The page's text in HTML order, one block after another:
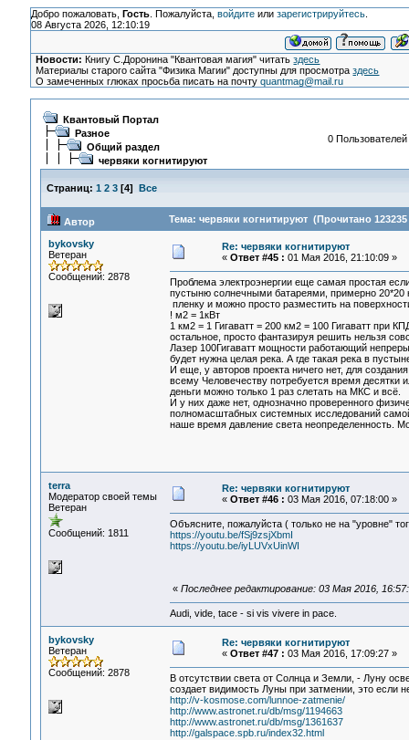
Добро пожаловать, Гость. Пожалуйста, войдитеили зарегистрируйтесь.
08 Августа 2026, 12:10:19
Новости: Книгу С.Доронина "Квантовая магия" читатьздесь
Материалы старого сайта "Физика Магии" доступны для просмотраздесь
О замеченных глюках просьба писать на почтуquantmag@mail.ru
Квантовый Портал
Разное
Общий раздел
червяки когнитируют
0
Страниц: 1 2 3[4] Все
Автор Тема: червяки когнитируют (Прочитано 123235
bykovsky
Ветеран
Сообщений: 2878
Re: червяки когнитируют
« Ответ #45 : 01 Мая 2016, 21:10:09 »
Проблема электроэнергии еще самая простая
пустыню солнечными батареями, примерно 20*20
пленку и можно просто разместить на
! м2 = 1кВт
1 км2 = 1 Гигаватт = 200 км2 = 100 Гигаватт при
остальное, просто фантазируя решить нельзя
Лазер 100Гигаватт мощности работающий
будет нужна целая река. А где такая река в
И еще, у авторов проекта ничего нет, для
всему Человечеству потребуется время десятки
деньги можно только 1 раз слетать на МКС и всё.
И у них даже нет, однозначно проверенного
полномасштабных системных исследований
наше время давление света неопределенность.
terra
Модератор своей темы
Ветеран
Сообщений: 1811
Re: червяки когнитируют
« Ответ #46 : 03 Мая 2016, 07:18:00 »
Объясните, пожалуйста ( только не на "уровне"
https://youtu.be/fSj9zsjXbmI
https://youtu.be/iyLUVxUinWI
« Последнее редактирование: 03 Мая 2016,
Audi, vide, tace - si vis vivere in pace.
bykovsky
Ветеран
Сообщений: 2878
Re: червяки когнитируют
« Ответ #47 : 03 Мая 2016, 17:09:27 »
В отсутствии света от Солнца и Земли, - Луну
создает видимость Луны при затмении, это если
http://v-kosmose.com/lunnoe-zatmenie/
http://www.astronet.ru/db/msg/1194663
http://www.astronet.ru/db/msg/1361637
http://galspace.spb.ru/index32.html